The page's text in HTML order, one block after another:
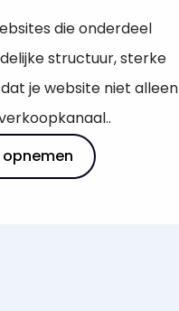
die onderdeel
structuur, sterke
je website niet alleen